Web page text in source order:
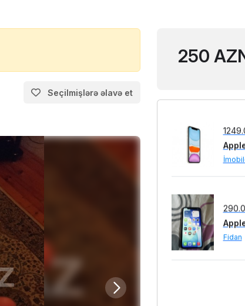
Seçilmişlərə əlavə et
250
Fidan